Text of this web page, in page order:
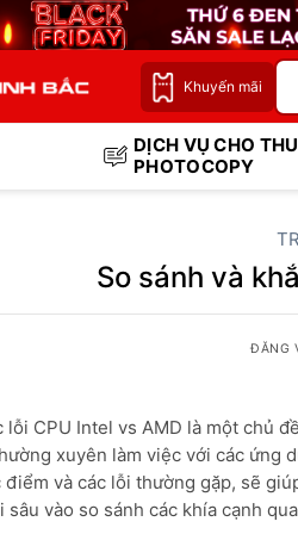
Khuyến mãi
DỊCH VỤ CHO
PHOTOCOPY
So sánh và
ĐĂNG
lỗi CPU Intel vs AMD là một chủ
xuyên làm việc với các ứng
và các lỗi thường gặp, sẽ
sâu vào so sánh các khía cạnh